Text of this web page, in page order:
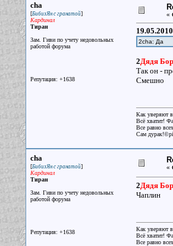
cha
[БибизЯн с гранатой]
Кардинал
Тиран
Зам. Гиви по учету недовольных
работой форума
Репутация: +1638
«
2cha: Да
2Дядя
Так он -
Смешно
Как уверяют
Всё хватит!
Все равно
Сам
cha
[БибизЯн с гранатой]
Кардинал
Тиран
Зам. Гиви по учету недовольных
работой форума
Репутация: +1638
«
2Дядя
Чаплин
Как уверяют
Всё хватит!
Все равно